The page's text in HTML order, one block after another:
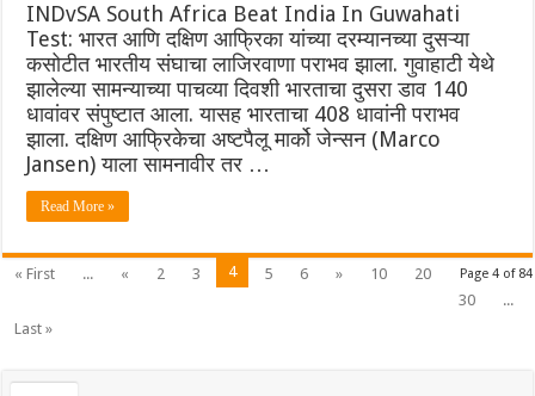
INDvSA South Africa Beat India In Guwahati
Test: भारत आणि दक्षिण आफ्रिका यांच्या दरम्यानच्या दुसऱ्या
कसोटीत भारतीय संघाचा लाजिरवाणा पराभव झाला. गुवाहाटी येथे
झालेल्या सामन्याच्या पाचव्या दिवशी भारताचा दुसरा डाव 140
धावांवर संपुष्टात आला. यासह भारताचा 408 धावांनी पराभव
झाला. दक्षिण आफ्रिकेचा अष्टपैलू मार्को जेन्सन (Marco
Jansen) याला सामनावीर तर …
Read More »
Page 4 of 84
« First ... « 2 3 4 5 6 » 10
20
30
...
Last »